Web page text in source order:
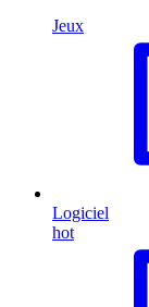
Jeux
Logiciel
hot